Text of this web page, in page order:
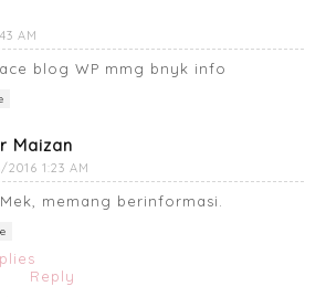
AM
blog WP mmg bnyk info
Maizan
1:23 AM
memang berinformasi.
Reply